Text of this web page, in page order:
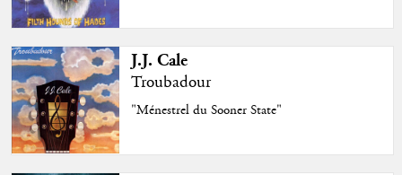
J.J. Cale
Troubadour
"Ménestrel du Sooner State"